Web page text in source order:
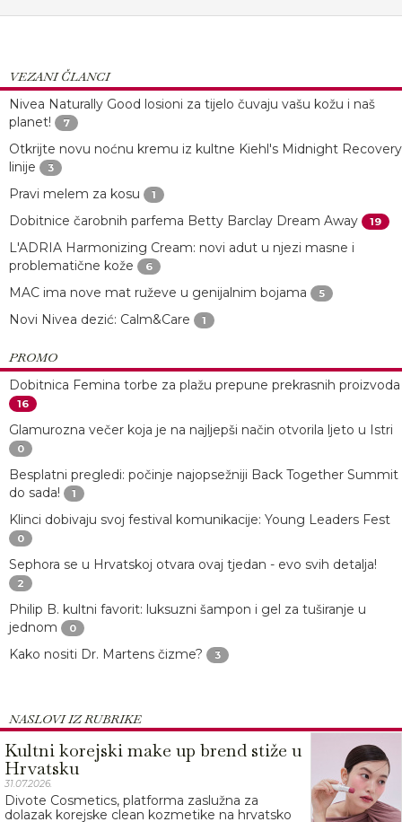
VEZANI ČLANCI
Nivea Naturally Good losioni za tijelo čuvaju vašu kožu i naš
planet!
7
Otkrijte novu noćnu kremu iz kultne Kiehl's Midnight Recovery
linije
3
Pravi melem za kosu 1
Dobitnice čarobnih parfema Betty Barclay Dream Away 19
L'ADRIA Harmonizing Cream: novi adut u njezi masne i
problematične kože
6
MAC ima nove mat ruževe u genijalnim bojama 5
Novi Nivea dezić: Calm&Care 1
PROMO
Dobitnica Femina torbe za plažu prepune prekrasnih proizvoda
16
Glamurozna večer koja je na najljepši način otvorila ljeto u Istri
0
Besplatni pregledi: počinje najopsežniji Back Together Summit
do sada!
1
Klinci dobivaju svoj festival komunikacije: Young Leaders Fest
0
Sephora se u Hrvatskoj otvara ovaj tjedan - evo svih detalja!
2
Philip B. kultni favorit: luksuzni šampon i gel za tuširanje u
jednom
0
Kako nositi Dr. Martens čizme? 3
NASLOVI IZ RUBRIKE
Kultni korejski make up brend stiže u
Hrvatsku
31.07.2026.
Divote Cosmetics, platforma zaslužna za
dolazak korejske clean kozmetike na hrvatsko